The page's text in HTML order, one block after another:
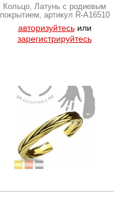
Кольцо, Латунь с родиевым
покрытием, артикул R-A16510
авторизуйтесьили
зарегистрируйтесь